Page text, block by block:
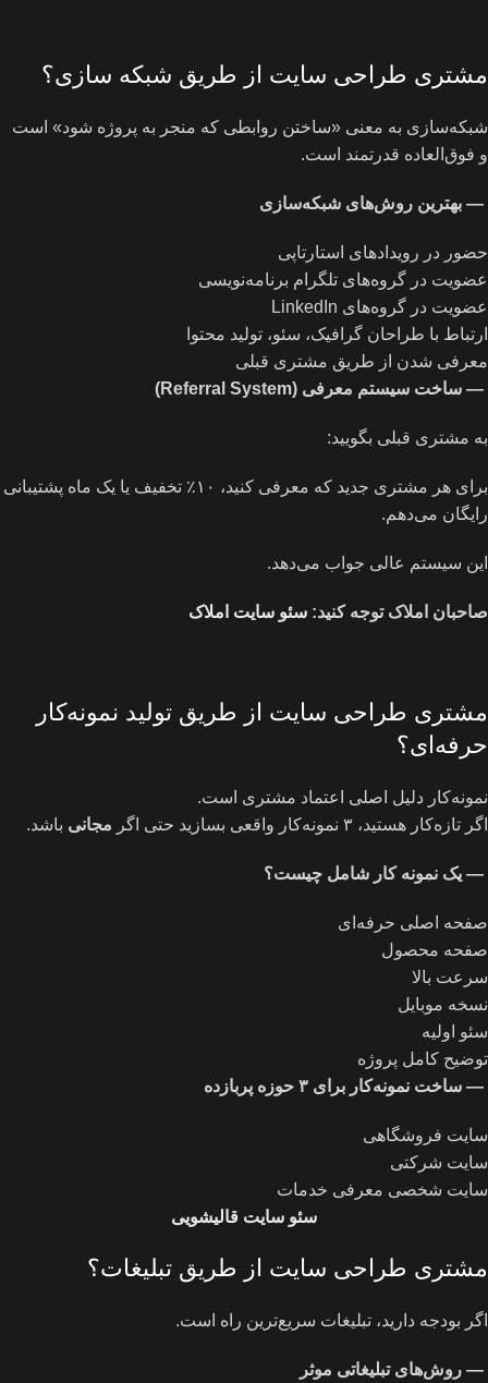
مشتری طراحی سایت از طریق شبکه‌ سازی؟
شبکه‌سازی به معنی «ساختن روابطی که منجر به پروژه شود» است
و فوق‌العاده قدرتمند است.
— بهترین روش‌های شبکه‌سازی
حضور در رویدادهای استارتاپی
عضویت در گروه‌های تلگرام برنامه‌نویسی
عضویت در گروه‌های LinkedIn
ارتباط با طراحان گرافیک، سئو، تولید محتوا
معرفی شدن از طریق مشتری قبلی
— ساخت سیستم معرفی (Referral System)
به مشتری قبلی بگویید:
برای هر مشتری جدید که معرفی کنید، ۱۰٪ تخفیف یا یک ماه پشتیبانی
رایگان می‌دهم.
این سیستم عالی جواب می‌دهد.
صاحبان املاک توجه کنید: سئو سایت املاک
مشتری طراحی سایت از طریق تولید نمونه‌کار
حرفه‌ای؟
نمونه‌کار دلیل اصلی اعتماد مشتری است.
اگر تازه‌کار هستید، ۳ نمونه‌کار واقعی بسازید حتی اگر
مجانی باشد.
— یک نمونه کار شامل چیست؟
صفحه اصلی حرفه‌ای
صفحه محصول
سرعت بالا
نسخه موبایل
سئو اولیه
توضیح کامل پروژه
— ساخت نمونه‌کار برای ۳ حوزه پربازده
سایت فروشگاهی
سایت شرکتی
سایت شخصی معرفی خدمات
سئو سایت قالیشویی
مشتری طراحی سایت از طریق تبلیغات؟
اگر بودجه دارید، تبلیغات سریع‌ترین راه است.
— روش‌های تبلیغاتی موثر